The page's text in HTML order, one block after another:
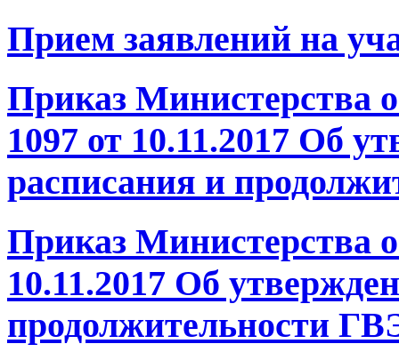
Прием заявлений на
Приказ Министерства
1097 от 10.11.2017 Об
расписания и
Приказ Министерства
10.11.2017 Об
продолжительности